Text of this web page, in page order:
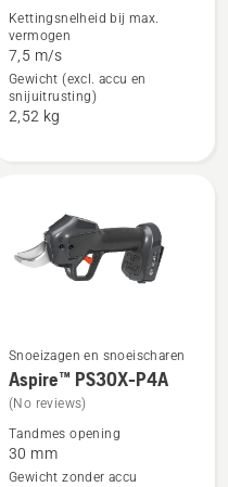
details
over
Aspire™
P8X-
P4A
productbeoordeling
Kettingsnelheid bij max.
vermogen
7,5 m/s
Gewicht (excl. accu en
snijuitrusting)
2,52 kg
Bekijk
meer
over
Aspire™
Snoeizagen en snoeischaren
Aspire™ PS30X-P4A
(No reviews)
Tandmes opening
30 mm
Gewicht zonder accu